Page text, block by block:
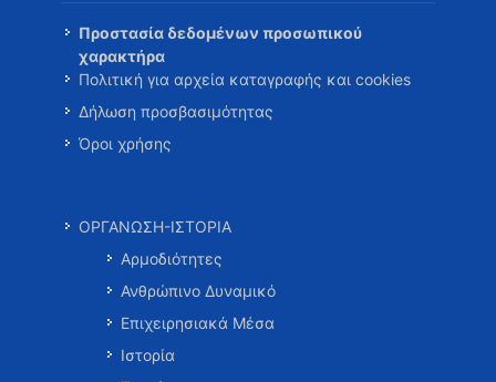
Προστασία δεδομένων προσωπικού
χαρακτήρα
Πολιτική για αρχεία καταγραφής και cookies
Δήλωση προσβασιμότητας
Όροι χρήσης
ΟΡΓΑΝΩΣΗ-ΙΣΤΟΡΙΑ
Αρμοδιότητες
Ανθρώπινο Δυναμικό
Επιχειρησιακά Μέσα
Ιστορία